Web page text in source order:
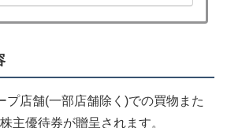
プ店舗(一部店舗除く)での買物また
主優待券が贈呈されます。